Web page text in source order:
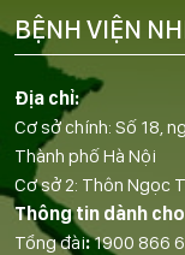
Địa chỉ:
Cơ sở chính: Số 18,
Thành phố Hà Nội
Cơ sở 2: Thôn Ngọc
Thông tin dành
Tổng đài:1900 866
BỆNH VIỆN